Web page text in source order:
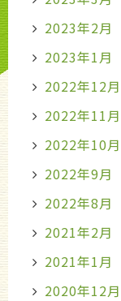
2023年2月
2023年1月
2022年12月
2022年11月
2022年10月
2022年9月
2022年8月
2021年2月
2021年1月
2020年12月